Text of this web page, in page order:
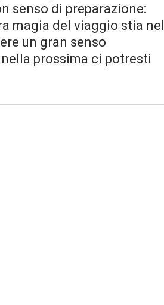
senso di preparazione:
magia del viaggio stia nel
un gran senso
prossima ci potresti